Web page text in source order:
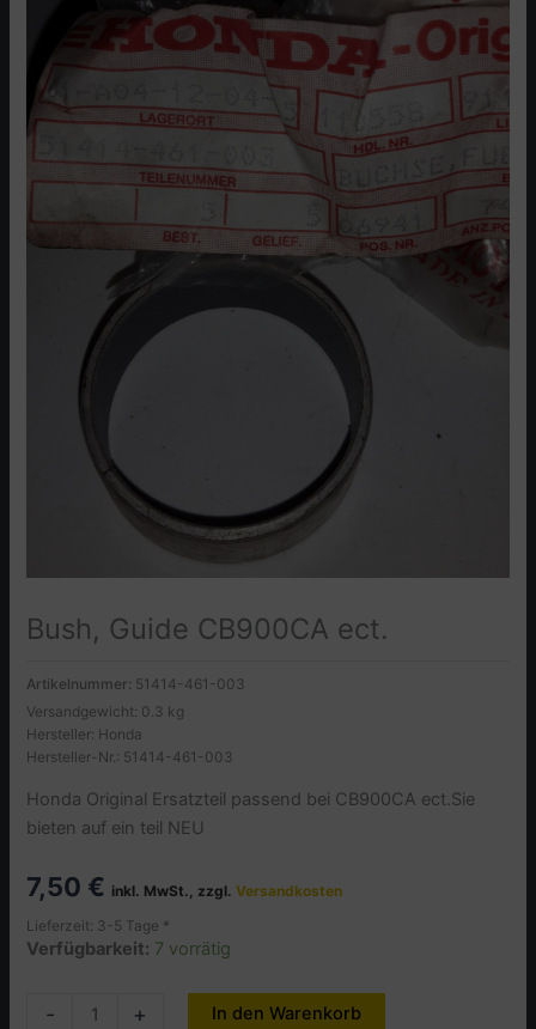
Bush, Guide CB900CA ect.
Artikelnummer: 51414-461-003
Versandgewicht: 0.3 kg
Hersteller: Honda
Hersteller-Nr.: 51414-461-003
Honda Original Ersatzteil passend bei CB900CA ect.Sie
bieten auf ein teil NEU
7,50 € inkl. MwSt., zzgl.Versandkosten
Lieferzeit: 3-5 Tage *
Verfügbarkeit: 7 vorrätig
- + In den Warenkorb